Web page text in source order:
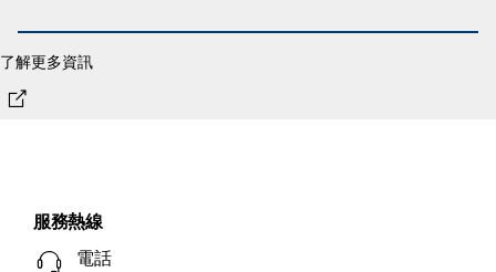
了解更多資訊
服務熱線
電話